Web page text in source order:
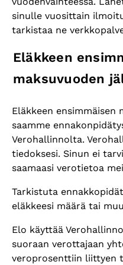
sinulle vuosittain
tarkistaa ne
Eläkkeen
maksuvuoden
Eläkkeen ensimmäisen
saamme
Verohallinnolta.
tiedoksesi. Sinun ei
saamaasi verotietoa
Tarkistuta
eläkkeesi määrä tai
Elo käyttää
suoraan verottajaan
veroprosenttiin liittyen